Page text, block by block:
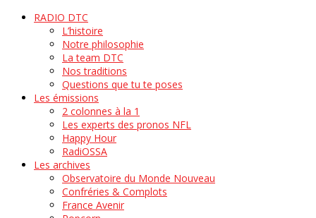
RADIO DTC
L’histoire
Notre philosophie
La team DTC
Nos traditions
Questions que tu te poses
Les émissions
2 colonnes à la 1
Les experts des pronos NFL
Happy Hour
RadiOSSA
Les archives
Observatoire du Monde Nouveau
Confréries & Complots
France Avenir